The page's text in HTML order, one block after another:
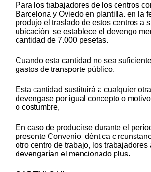
Para los trabajadores de los centros
Barcelona y Oviedo en plantilla, en la
produjo el traslado de estos centros a
ubicación, se establece el devengo
cantidad de 7.000 pesetas.
Cuando esta cantidad no sea
gastos de transporte público.
Esta cantidad sustituirá a cualquier
devengase por igual concepto o
o costumbre,
En caso de producirse durante el
presente Convenio idéntica
otro centro de trabajo, los trabajadores
devengarían el mencionado plus.